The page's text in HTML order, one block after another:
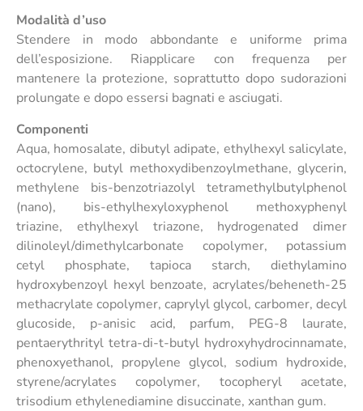
Modalità d’uso
Stendere in modo abbondante e uniforme prima
dell’esposizione. Riapplicare con frequenza per
mantenere la protezione, soprattutto dopo sudorazioni
prolungate e dopo essersi bagnati e asciugati.
Componenti
Aqua, homosalate, dibutyl adipate, ethylhexyl salicylate,
octocrylene, butyl methoxydibenzoylmethane, glycerin,
methylene bis-benzotriazolyl tetramethylbutylphenol
(nano), bis-ethylhexyloxyphenol methoxyphenyl
triazine, ethylhexyl triazone, hydrogenated dimer
dilinoleyl/dimethylcarbonate copolymer, potassium
cetyl phosphate, tapioca starch, diethylamino
hydroxybenzoyl hexyl benzoate, acrylates/beheneth-25
methacrylate copolymer, caprylyl glycol, carbomer, decyl
glucoside, p-anisic acid, parfum, PEG-8 laurate,
pentaerythrityl tetra-di-t-butyl hydroxyhydrocinnamate,
phenoxyethanol, propylene glycol, sodium hydroxide,
styrene/acrylates copolymer, tocopheryl acetate,
trisodium ethylenediamine disuccinate, xanthan gum.